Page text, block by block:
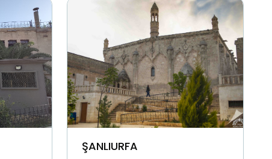
ŞANLIURFA